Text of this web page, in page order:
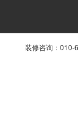
装修咨询：010-